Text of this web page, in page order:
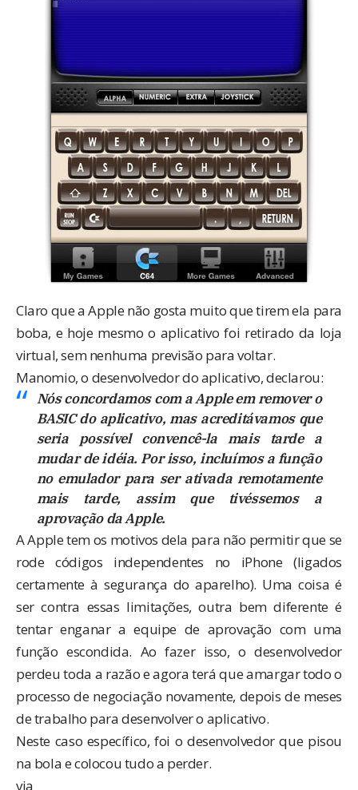
Claro que a Apple não gosta muito que tirem ela para
boba, e hoje mesmo o aplicativo foi retirado da loja
virtual, sem nenhuma previsão para voltar.
Manomio, o desenvolvedor do aplicativo, declarou:
Nós concordamos com a Apple em remover o
BASIC do aplicativo, mas acreditávamos que
seria possível convencê-la mais tarde a
mudar de idéia. Por isso, incluímos a função
no emulador para ser ativada remotamente
mais tarde, assim que tivéssemos a
aprovação da Apple.
A Apple tem os motivos dela para não permitir que se
rode códigos independentes no iPhone (ligados
certamente à segurança do aparelho). Uma coisa é
ser contra essas limitações, outra bem diferente é
tentar enganar a equipe de aprovação com uma
função escondida. Ao fazer isso, o desenvolvedor
perdeu toda a razão e agora terá que amargar todo o
processo de negociação novamente, depois de meses
de trabalho para desenvolver o aplicativo.
Neste caso específico, foi o desenvolvedor que pisou
na bola e colocou tudo a perder.
via